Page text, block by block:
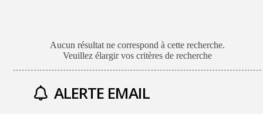
Aucun résultat ne correspond à cette recherche.
Veuillez élargir vos critères de recherche
ALERTE EMAIL